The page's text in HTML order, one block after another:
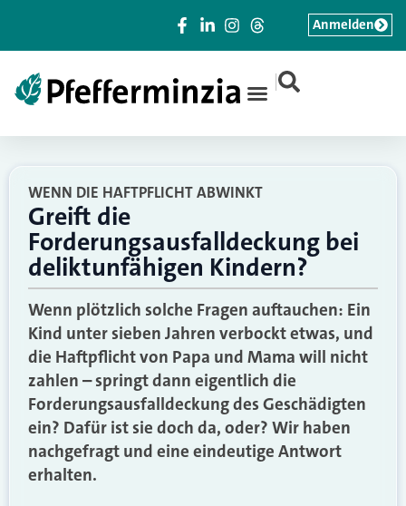
|
Anmelden
WENN DIE HAFTPFLICHT ABWINKT
Greift die
Forderungsausfalldeckung bei
deliktunfähigen Kindern?
Wenn plötzlich solche Fragen auftauchen: Ein
Kind unter sieben Jahren verbockt etwas, und
die Haftpflicht von Papa und Mama will nicht
zahlen – springt dann eigentlich die
Forderungsausfalldeckung des Geschädigten
ein? Dafür ist sie doch da, oder? Wir haben
nachgefragt und eine eindeutige Antwort
erhalten.